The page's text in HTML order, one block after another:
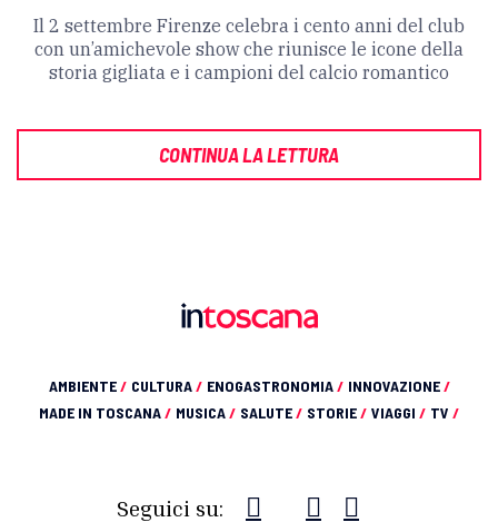
Il 2 settembre Firenze celebra i cento anni del club
con un’amichevole show che riunisce le icone della
storia gigliata e i campioni del calcio romantico
CONTINUA LA LETTURA
AMBIENTE/ CULTURA/ ENOGASTRONOMIA/ INNOVAZIONE/
MADE IN TOSCANA/ MUSICA/ SALUTE/ STORIE/ VIAGGI / TV /
Seguici su: